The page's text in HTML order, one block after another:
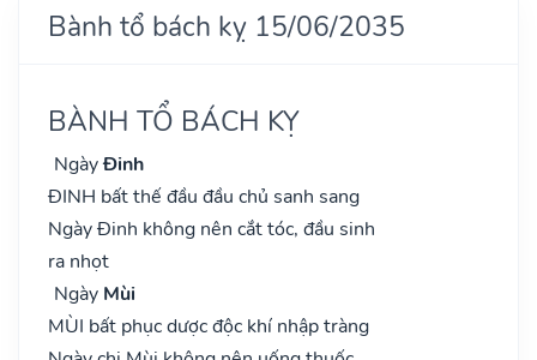
Bành tổ bách kỵ 15/06/2035
BÀNH TỔ BÁCH KỴ
NgàyĐinh
ĐINH bất thế đầu đầu chủ sanh sang
Ngày Đinh không nên cắt tóc, đầu sinh
ra nhọt
Ngày Mùi
MÙI bất phục dược độc khí nhập tràng